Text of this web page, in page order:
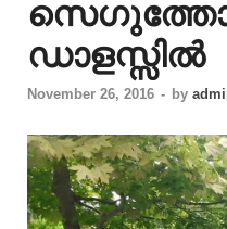
ഡാളസ്സിൽ
November 26, 2016 - by